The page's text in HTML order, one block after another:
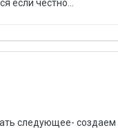
если честно...
следующее-